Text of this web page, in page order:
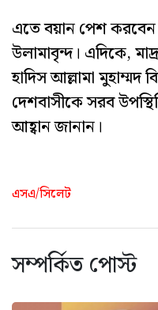
এতে বয়ান পেশ
উলামাবৃন্দ। এদিকে,
হাদিস আল্লামা মুহাম্মদ
দেশবাসীকে সরব
আহ্বান জানান।
এসএ/সিলেট
সম্পর্কিত পোস্ট